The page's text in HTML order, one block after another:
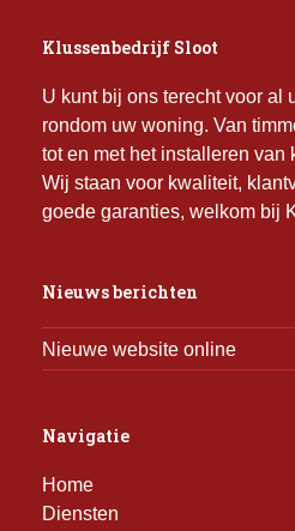
Klussenbedrijf Sloot
U kunt bij ons terecht voor al
rondom uw woning. Van
tot en met het installeren van
Wij staan voor kwaliteit,
goede garanties, welkom bij
Nieuws berichten
Nieuwe website online
Navigatie
Home
Diensten